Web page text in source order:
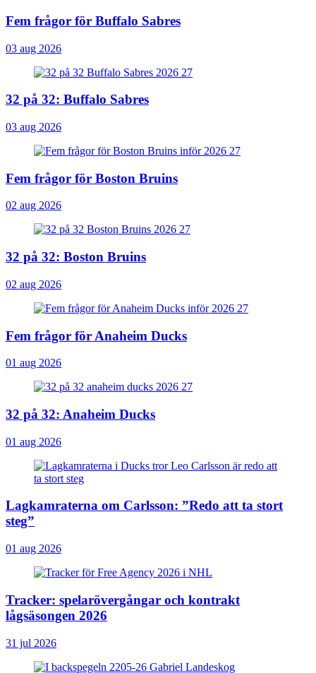
Fem frågor för Buffalo Sabres
03 aug 2026
32 på 32: Buffalo Sabres
03 aug 2026
Fem frågor för Boston Bruins
02 aug 2026
32 på 32: Boston Bruins
02 aug 2026
Fem frågor för Anaheim Ducks
01 aug 2026
32 på 32: Anaheim Ducks
01 aug 2026
Lagkamraterna om Carlsson: ”Redo att ta stort
steg”
01 aug 2026
Tracker: spelarövergångar och kontrakt
lågsäsongen 2026
31 jul 2026